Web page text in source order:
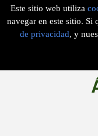
Este sitio web utiliza
navegar en este sitio. Si
de privacidad, y